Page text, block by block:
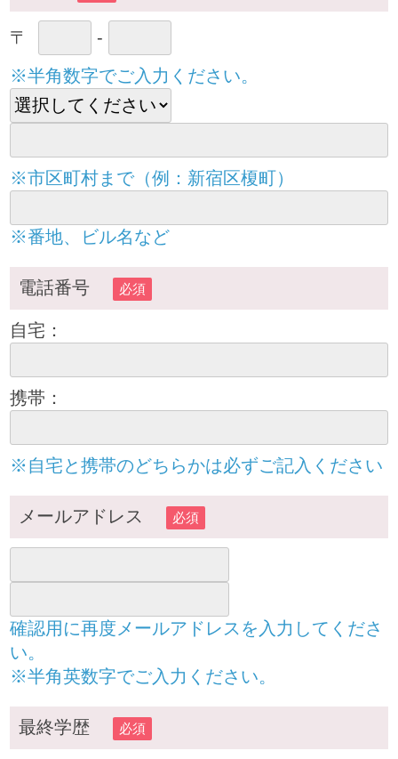
〒
-
※半角数字でご入力ください。
※市区町村まで（例：新宿区榎町）
※番地、ビル名など
電話番号 必須
自宅：
携帯：
※自宅と携帯のどちらかは必ずご記入ください
メールアドレス 必須
確認用に再度メールアドレスを入力してくださ
い。
※半角英数字でご入力ください。
最終学歴 必須